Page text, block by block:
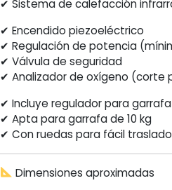
✔ Sistema de calefacción
✔ Encendido piezoeléctrico
✔ Regulación de potencia
✔ Válvula de seguridad
✔ Analizador de oxígeno (corte
✔ Incluye regulador para garrafa
✔ Apta para garrafa de 10 kg
✔ Con ruedas para fácil traslado
Dimensiones aproximadas